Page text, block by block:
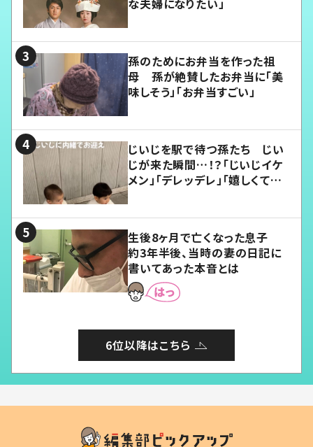
な夫婦になりたい」
孫のためにお弁当を作った祖
母 孫が絶賛したお弁当に「美
味しそう」「お弁当すごい」
じいじを駅で待つ孫たち じい
じが来た瞬間…！？「じいじイケ
メン」「デレッデレ」「嬉しくて可
生後8ヶ月で亡くなった息子
約3年半後、当時の妻の日記に
書いてあった本音とは
6位以降はこちら